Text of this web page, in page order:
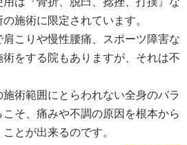
施術に限定されています。
こりや慢性腰痛、スポーツ障害な
をする院もありますが、それは不
術範囲にとらわれない全身のバラ
そ、痛みや不調の原因を根本から
とが出来るのです。